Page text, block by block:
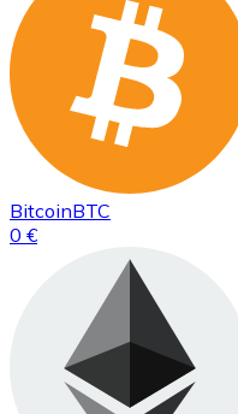
BitcoinBTC
0 €